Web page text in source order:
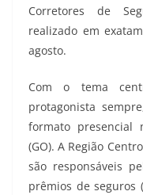
Corretores de
realizado em
agosto.
Com o tema
protagonista
formato presencial
(GO). A Região
são responsáveis
prêmios de seguros